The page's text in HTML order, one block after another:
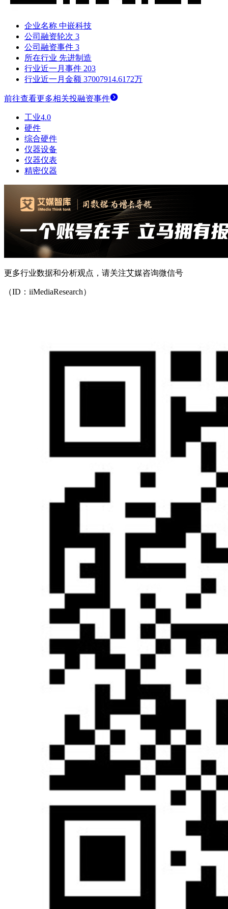
企业名称 中嵌科技
公司融资轮次 3
公司融资事件 3
所在行业 先进制造
行业近一月事件 203
行业近一月金额 37007914.6172万
前往查看更多相关投融资事件
工业4.0
硬件
综合硬件
仪器设备
仪器仪表
精密仪器
更多行业数据和分析观点，请关注艾媒咨询微信号
（ID：iiMediaResearch）